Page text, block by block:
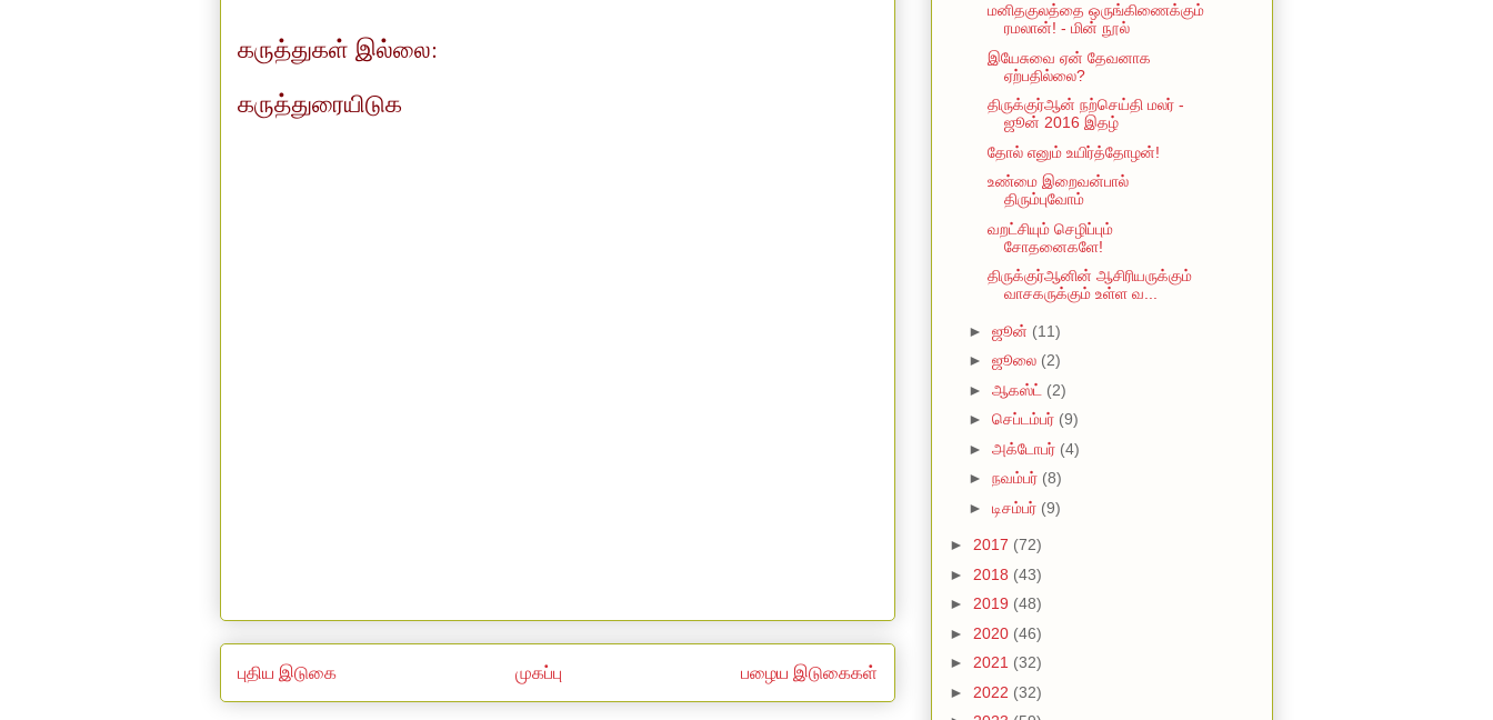
கருத்துகள் இல்லை:
கருத்துரையிடுக
புதிய இடுகை பழைய இடுகைகள்
முகப்பு
மனிதகுலத்தை ஒருங்கிணைக்கும்
ரமலான்! - மின் நூல்
இயேசுவை ஏன் தேவனாக
ஏற்பதில்லை?
திருக்குர்ஆன் நற்செய்தி மலர் -
ஜூன் 2016 இதழ்
தோல் எனும் உயிர்த்தோழன்!
உண்மை இறைவன்பால்
திரும்புவோம்
வறட்சியும் செழிப்பும்
சோதனைகளே!
திருக்குர்ஆனின் ஆசிரியருக்கும்
வாசகருக்கும் உள்ள வ...
► ஜூன் (11)
► ஜூலை (2)
► ஆகஸ்ட் (2)
► செப்டம்பர் (9)
► அக்டோபர் (4)
► நவம்பர் (8)
► டிசம்பர் (9)
► 2017 (72)
► 2018 (43)
► 2019 (48)
► 2020 (46)
► 2021 (32)
► 2022 (32)